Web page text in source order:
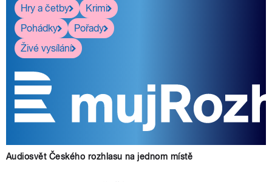
Hry a četby
Krimi
Pohádky
Pořady
Živé vysílání
Audiosvět Českého rozhlasu na jednom místě